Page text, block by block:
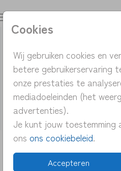
Cookies
Wij gebruiken cookies en
betere gebruikerservaring
onze prestaties te
mediadoeleinden (het
advertenties).
Je kunt jouw toestemming
ons ons cookiebeleid.
Accepteren